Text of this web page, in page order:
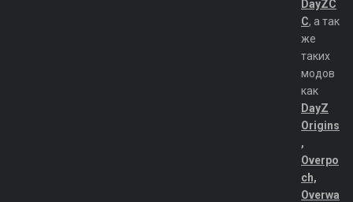
DayZC
C, а так
же
таких
модов
как
DayZ
Origins
,
Overpo
ch,
Overwa